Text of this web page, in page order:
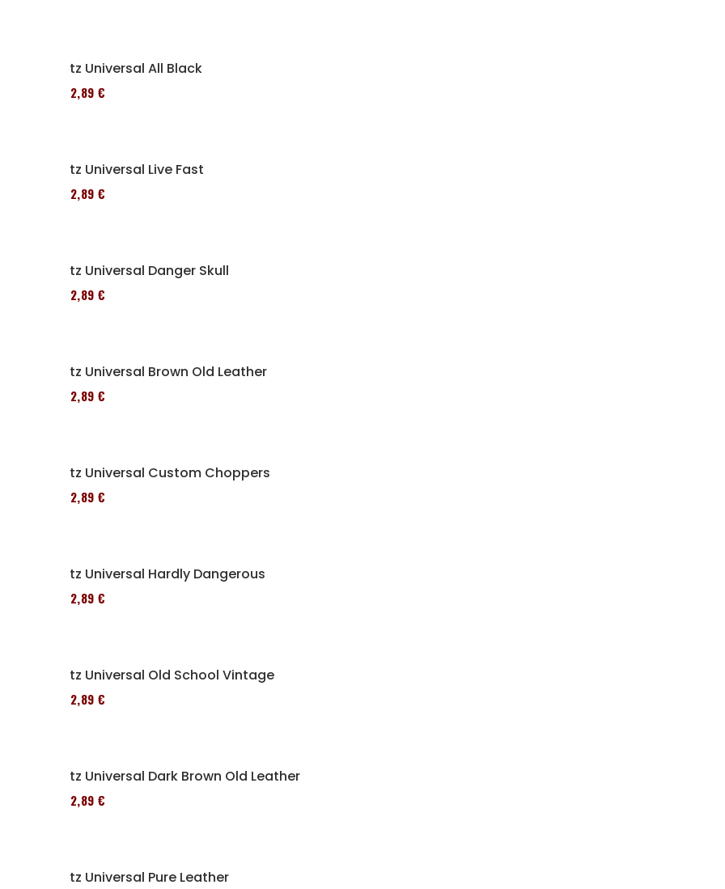
Sitz Universal All Black
152,89 €
Sitz Universal Live Fast
152,89 €
Sitz Universal Danger Skull
152,89 €
Sitz Universal Brown Old Leather
152,89 €
Sitz Universal Custom Choppers
152,89 €
Sitz Universal Hardly Dangerous
152,89 €
Sitz Universal Old School Vintage
152,89 €
Sitz Universal Dark Brown Old Leather
152,89 €
Sitz Universal Pure Leather